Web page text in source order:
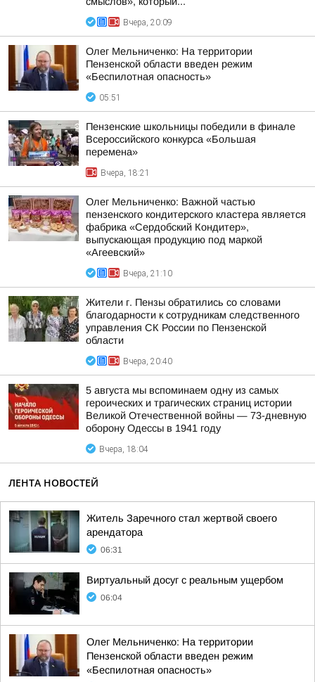
Вчера, 20:09
Олег Мельниченко: На территории
Пензенской области введен режим
«Беспилотная опасность»
05:51
Пензенские школьницы победили в финале
Всероссийского конкурса «Большая
перемена»
Вчера, 18:21
Олег Мельниченко: Важной частью
пензенского кондитерского кластера является
фабрика «Сердобский Кондитер»,
выпускающая продукцию под маркой
«Агеевский»
Вчера, 21:10
Жители г. Пензы обратились со словами
благодарности к сотрудникам следственного
управления СК России по Пензенской
области
Вчера, 20:40
5 августа мы вспоминаем одну из самых
героических и трагических страниц истории
Великой Отечественной войны — 73-дневную
оборону Одессы в 1941 году
Вчера, 18:04
ЛЕНТА НОВОСТЕЙ
Житель Заречного стал жертвой своего
арендатора
06:31
Виртуальный досуг с реальным ущербом
06:04
Олег Мельниченко: На территории
Пензенской области введен режим
«Беспилотная опасность»